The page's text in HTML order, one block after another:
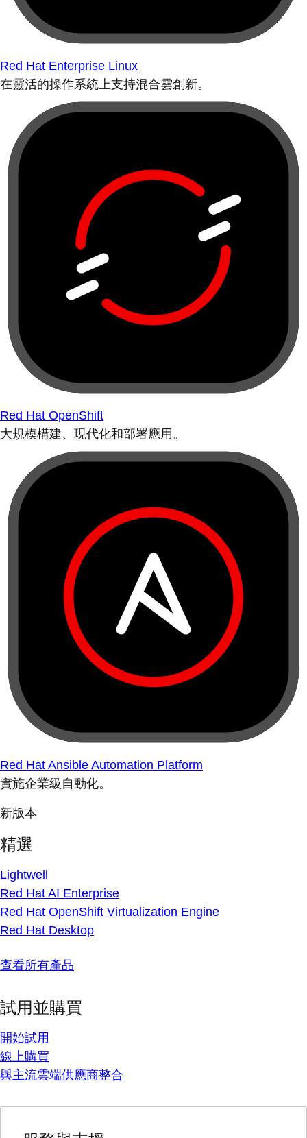
Red Hat Enterprise Linux
在靈活的操作系統上支持混合雲創新。
Red Hat OpenShift
大規模構建、現代化和部署應用。
Red Hat Ansible Automation Platform
實施企業級自動化。
新版本
精選
Lightwell
Red Hat AI Enterprise
Red Hat OpenShift Virtualization Engine
Red Hat Desktop
查看所有產品
試用並購買
開始試用
線上購買
與主流雲端供應商整合